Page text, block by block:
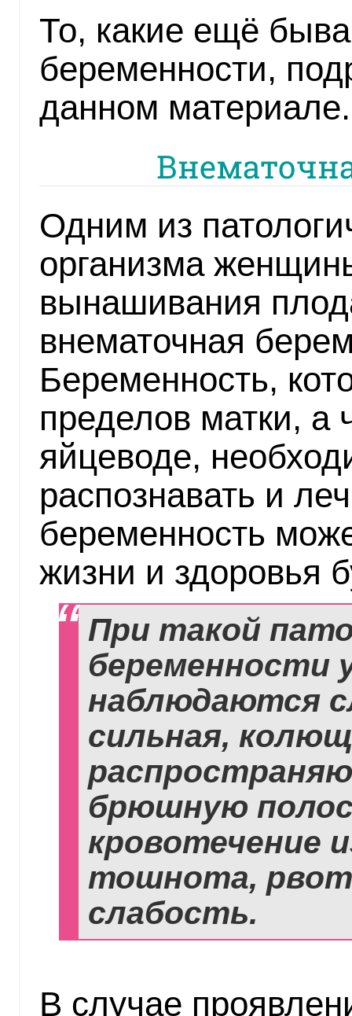
То, какие ещё
беременности,
данном материале.
Одним из
организма
вынашивания
внематочная
Беременность,
пределов матки, а
яйцеводе,
распознавать и
беременность
жизни и здоровья
При такой
беременности
наблюдаются
сильная,
брюшную
кровотечение
тошнота,
слабость.
В случае